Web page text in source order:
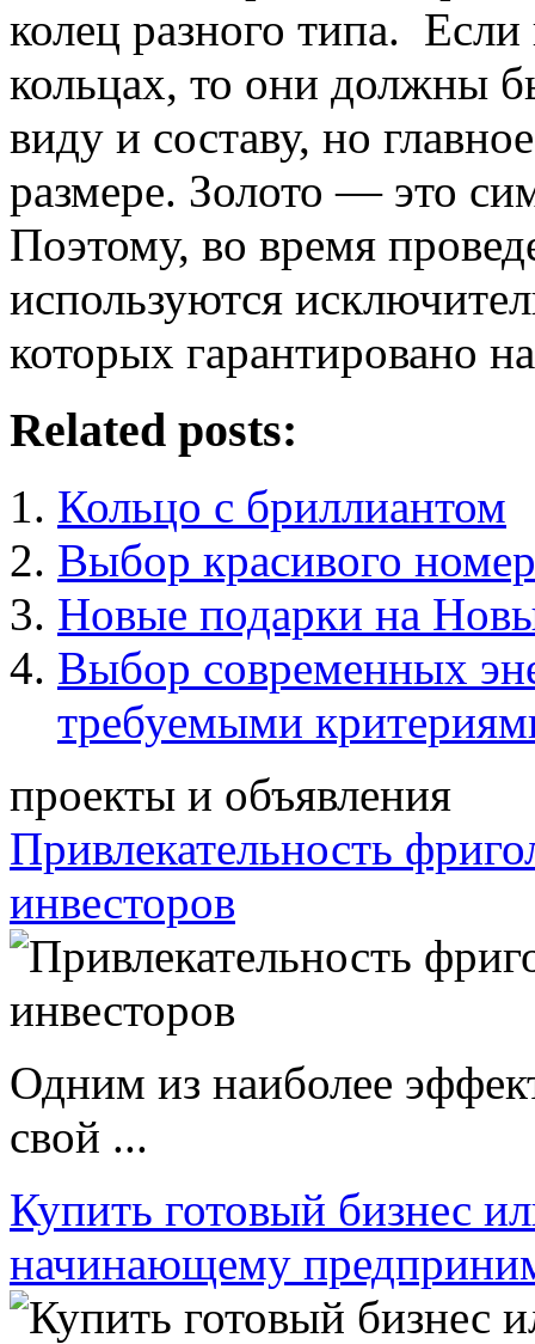
колец разного типа.
кольцах, то они должны
виду и составу, но
размере. Золото — это
Поэтому, во время
используются
которых гарантировано
Related posts:
Кольцо с бриллиантом
Выбор красивого
Новые подарки на
Выбор современных
требуемыми
проекты и объявления
Привлекательность
инвесторов
Одним из наиболее
свой ...
Купить готовый бизнес
начинающему